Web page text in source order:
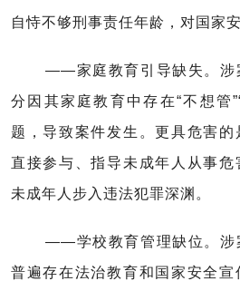
自恃不够刑事责任年龄，对国家
——家庭教育引导缺失。涉
分因其家庭教育中存在“不想管
题，导致案件发生。更具危害的
直接参与、指导未成年人从事危
未成年人步入违法犯罪深渊。
——学校教育管理缺位。涉
普遍存在法治教育和国家安全宣